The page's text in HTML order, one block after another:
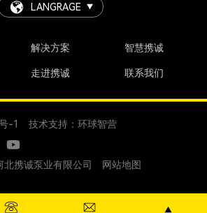
manager@global-pump.com
LANGRAGE
解决方案 智慧携诚
走进携诚 联系我们
-1 技术支持：环球智营
携诚泵业有限公司 网站地图